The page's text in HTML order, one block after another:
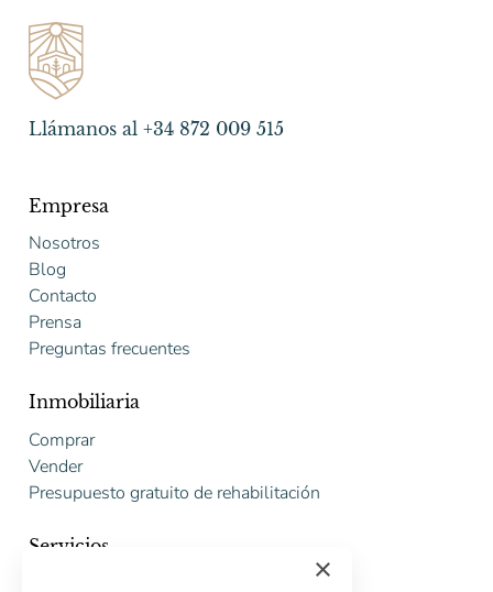
Llámanos al +34 872 009 515
Empresa
Nosotros
Blog
Contacto
Prensa
Preguntas frecuentes
Inmobiliaria
Comprar
Vender
Presupuesto gratuito de rehabilitación
Servicios
×